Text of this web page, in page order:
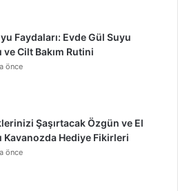
Faydaları: Evde Gül Suyu
ve Cilt Bakım Rutini
önce
Şaşırtacak Özgün ve El
Kavanozda Hediye Fikirleri
önce